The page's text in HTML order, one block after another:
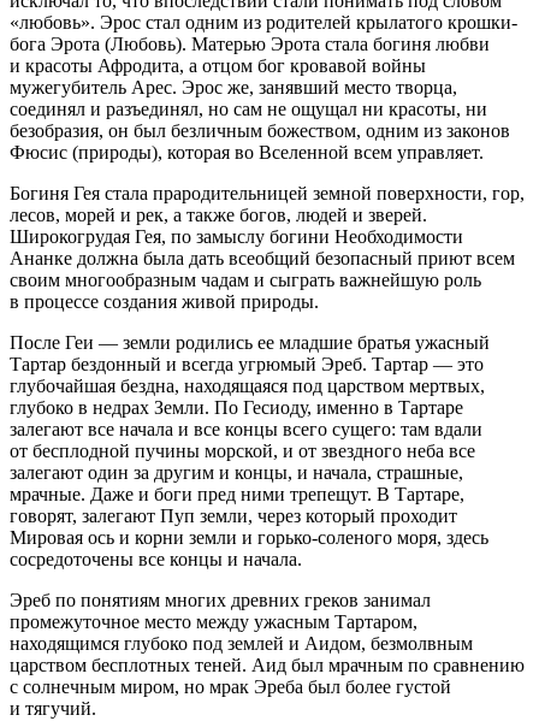
«любовь». Эрос стал одним из родителей крылатого крошки-
бога Эрота (Любовь). Матерью Эрота стала богиня любви
и красоты Афродита, а отцом бог кровавой войны
мужегубитель Арес. Эрос же, занявший место творца,
соединял и разъединял, но сам не ощущал ни красоты, ни
безобразия, он был безличным божеством, одним из законов
Фюсис (природы), которая во Вселенной всем управляет.
Богиня Гея стала прародительницей земной поверхности, гор,
лесов, морей и рек, а также богов, людей и зверей.
Широкогрудая Гея, по замыслу богини Необходимости
Ананке должна была дать всеобщий безопасный приют всем
своим многообразным чадам и сыграть важнейшую роль
в процессе создания живой природы.
После Геи — земли родились ее младшие братья ужасный
Тартар бездонный и всегда угрюмый Эреб. Тартар — это
глубочайшая бездна, находящаяся под царством мертвых,
глубоко в недрах Земли. По Гесиоду, именно в Тартаре
залегают все начала и все концы всего сущего: там вдали
от бесплодной пучины морской, и от звездного неба все
залегают один за другим и концы, и начала, страшные,
мрачные. Даже и боги пред ними трепещут. В Тартаре,
говорят, залегают Пуп земли, через который проходит
Мировая ось и корни земли и горько-соленого моря, здесь
сосредоточены все концы и начала.
Эреб по понятиям многих древних греков занимал
промежуточное место между ужасным Тартаром,
находящимся глубоко под землей и Аидом, безмолвным
царством бесплотных теней. Аид был мрачным по сравнению
с солнечным миром, но мрак Эреба был более густой
и тягучий.